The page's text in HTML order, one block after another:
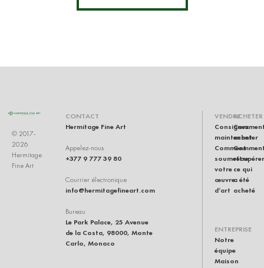
© 2017-
2026
Hermitage
Fine Art
CONTACT
Hermitage Fine Art
Appelez-nous
+377 9 777 39 80
Courrier électronique
info@hermitagefineart.com
Bureau
Le Park Palace, 25 Avenue
de la Costa, 98000, Monte
Carlo, Monaco
VENDRE
Consignez
maintenant
Comment
soumettre
votre
œuvre
d’art
ACHETER
acheter
récupérer
ce qui
a été
acheté
ENTREPRISE
Notre
équipe
Maison